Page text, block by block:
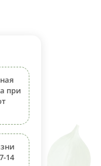
при
14